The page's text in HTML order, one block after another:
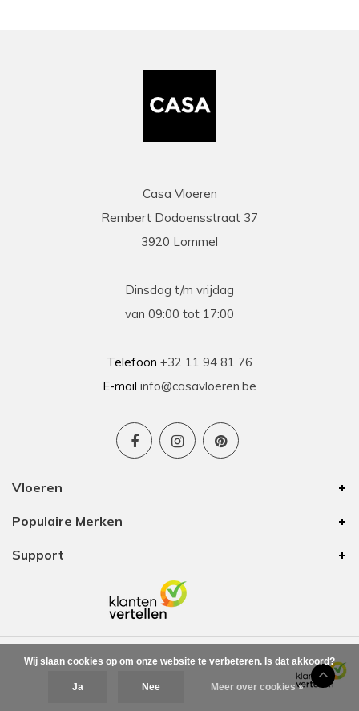
Casa Vloeren
Rembert Dodoensstraat 37
3920 Lommel
Dinsdag t/m vrijdag
van 09:00 tot 17:00
Telefoon +32 11 94 81 76
E-mail info@casavloeren.be
Vloeren
Populaire Merken
Support
Wij slaan cookies op om onze website te verbeteren. Is dat akkoord?
Ja Nee Meer over cookies »